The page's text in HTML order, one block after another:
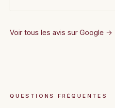
Voir tous les avis sur Google →
QUESTIONS FRÉQUENTES